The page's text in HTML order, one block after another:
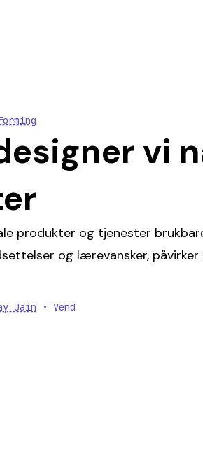
vi
produkter og tjenester
og lærevansker, påvirker
Jain • Vend